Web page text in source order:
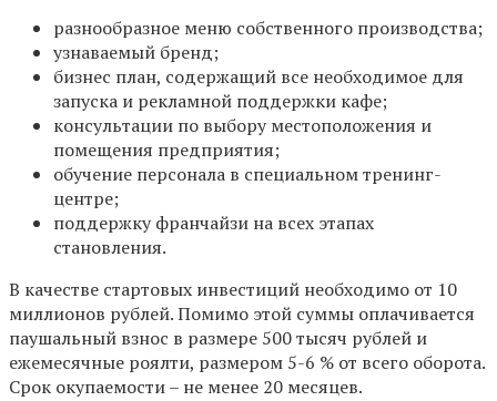
разнообразное меню собственного производства;
узнаваемый бренд;
бизнес план, содержащий все необходимое для
запуска и рекламной поддержки кафе;
консультации по выбору местоположения и
помещения предприятия;
обучение персонала в специальном тренинг-
центре;
поддержку франчайзи на всех этапах
становления.
В качестве стартовых инвестиций необходимо от 10
миллионов рублей. Помимо этой суммы оплачивается
паушальный взнос в размере 500 тысяч рублей и
ежемесячные роялти, размером 5-6 % от всего оборота.
Срок окупаемости – не менее 20 месяцев.